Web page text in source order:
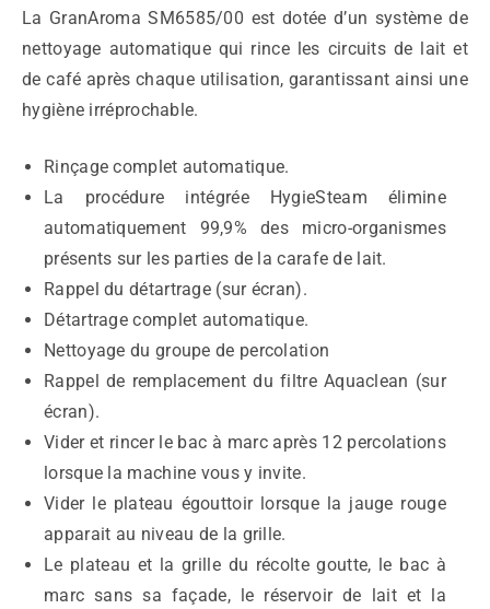
La GranAroma SM6585/00 est dotée d’un système de
nettoyage automatique qui rince les circuits de lait et
de café après chaque utilisation, garantissant ainsi une
hygiène irréprochable.
Rinçage complet automatique.
La procédure intégrée HygieSteam élimine
automatiquement 99,9% des micro-organismes
présents sur les parties de la carafe de lait.
Rappel du détartrage (sur écran).
Détartrage complet automatique.
Nettoyage du groupe de percolation
Rappel de remplacement du filtre Aquaclean (sur
écran).
Vider et rincer le bac à marc après 12 percolations
lorsque la machine vous y invite.
Vider le plateau égouttoir lorsque la jauge rouge
apparait au niveau de la grille.
Le plateau et la grille du récolte goutte, le bac à
marc sans sa façade, le réservoir de lait et la